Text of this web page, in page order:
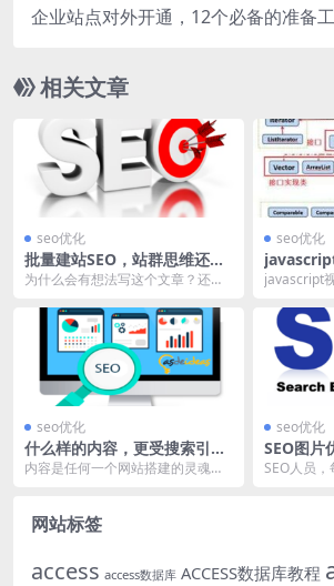
企业站点对外开通，12个必备的准备
相关文章
seo优化
批量建站SEO，站群思维还可
行吗？
为什么会有想法写这个文章？还是
性咨询，多半是来先询...
seo优化
篇)
javascript
seo优化
什么样的内容，更受搜索引擎
和用户亲来？
内容是任何一个网站搭建的灵魂，
seo优化
SEO图片
改变图片
SEO人员
网站标签
access access数据库 ACCESS数据库教程